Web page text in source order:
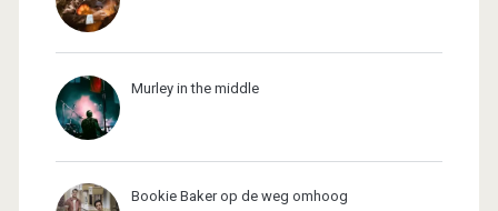
Murley in the middle
Bookie Baker op de weg omhoog